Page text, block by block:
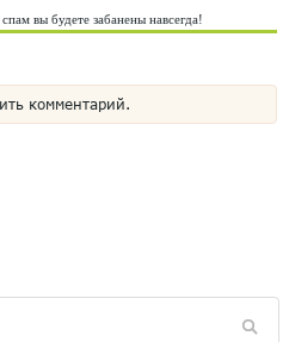
вы будете забанены навсегда!
комментарий.